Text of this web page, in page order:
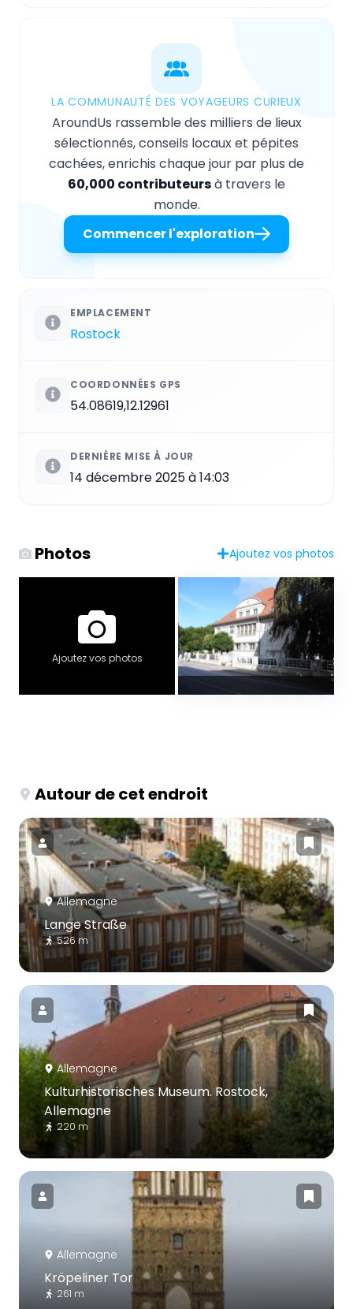
LA COMMUNAUTÉ DES VOYAGEURS CURIEUX
AroundUs rassemble des milliers de lieux
sélectionnés, conseils locaux et pépites
cachées, enrichis chaque jour par plus de
60,000 contributeursà travers le
monde.
Commencer l'exploration
EMPLACEMENT
Rostock
COORDONNÉES GPS
54.08619,12.12961
DERNIÈRE MISE À JOUR
14 décembre 2025 à 14:03
Photos Ajoutez vos photos
Ajoutez vos photos
Autour de cet endroit
Allemagne
Lange Straße
526 m
Allemagne
Kulturhistorisches Museum. Rostock,
Allemagne
220 m
Allemagne
Kröpeliner Tor
261 m